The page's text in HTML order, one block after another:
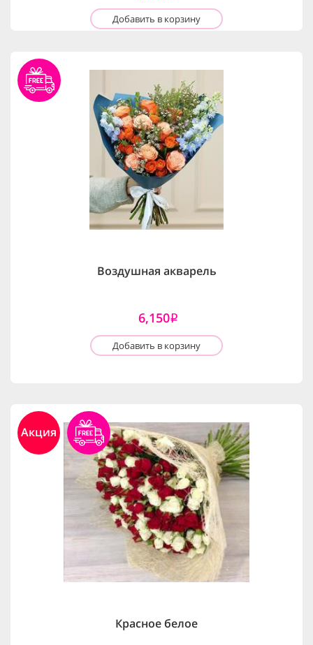
Добавить в корзину
Воздушная акварель
6,150i
Добавить в корзину
Акция
Красное белое